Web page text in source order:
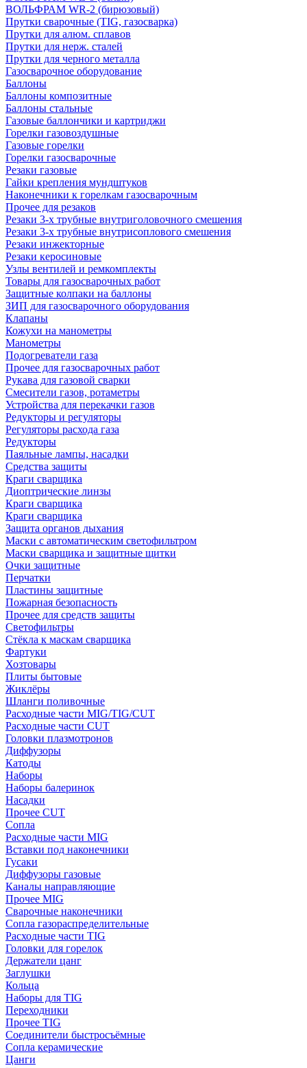
ВОЛЬФРАМ WR-2 (бирюзовый)
Прутки сварочные (TIG, газосварка)
Прутки для алюм. сплавов
Прутки для нерж. сталей
Прутки для черного металла
Газосварочное оборудование
Баллоны
Баллоны композитные
Баллоны стальные
Газовые баллончики и картриджи
Горелки газовоздушные
Газовые горелки
Горелки газосварочные
Резаки газовые
Гайки крепления мундштуков
Наконечники к горелкам газосварочным
Прочее для резаков
Резаки 3-х трубные внутриголовочного смешения
Резаки 3-х трубные внутрисоплового смешения
Резаки инжекторные
Резаки керосиновые
Узлы вентилей и ремкомплекты
Товары для газосварочных работ
Защитные колпаки на баллоны
ЗИП для газосварочного оборудования
Клапаны
Кожухи на манометры
Манометры
Подогреватели газа
Прочее для газосварочных работ
Рукава для газовой сварки
Смесители газов, ротаметры
Устройства для перекачки газов
Редукторы и регуляторы
Регуляторы расхода газа
Редукторы
Паяльные лампы, насадки
Средства защиты
Краги сварщика
Диоптрические линзы
Краги сварщика
Краги сварщика
Защита органов дыхания
Маски с автоматическим светофильтром
Маски сварщика и защитные щитки
Очки защитные
Перчатки
Пластины защитные
Пожарная безопасность
Прочее для средств защиты
Светофильтры
Стёкла к маскам сварщика
Фартуки
Хозтовары
Плиты бытовые
Жиклёры
Шланги поливочные
Расходные части MIG/TIG/CUT
Расходные части CUT
Головки плазмотронов
Диффузоры
Катоды
Наборы
Наборы балеринок
Насадки
Прочее CUT
Сопла
Расходные части MIG
Вставки под наконечники
Гусаки
Диффузоры газовые
Каналы направляющие
Прочее MIG
Сварочные наконечники
Сопла газораспределительные
Расходные части TIG
Головки для горелок
Держатели цанг
Заглушки
Кольца
Наборы для TIG
Переходники
Прочее TIG
Соединители быстросъёмные
Сопла керамические
Цанги